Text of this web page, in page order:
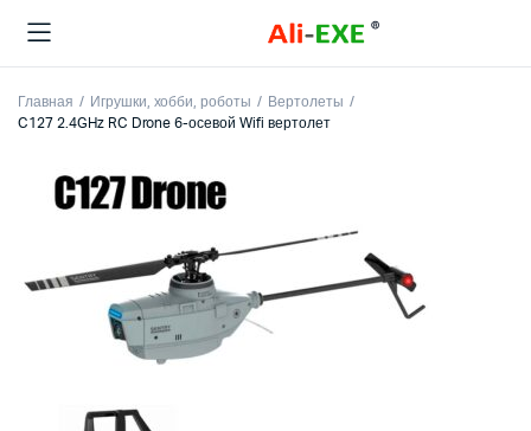
Главная Игрушки, хобби, роботы
Вертолеты
C127 2.4GHz RC Drone 6-осевой Wifi вертолет